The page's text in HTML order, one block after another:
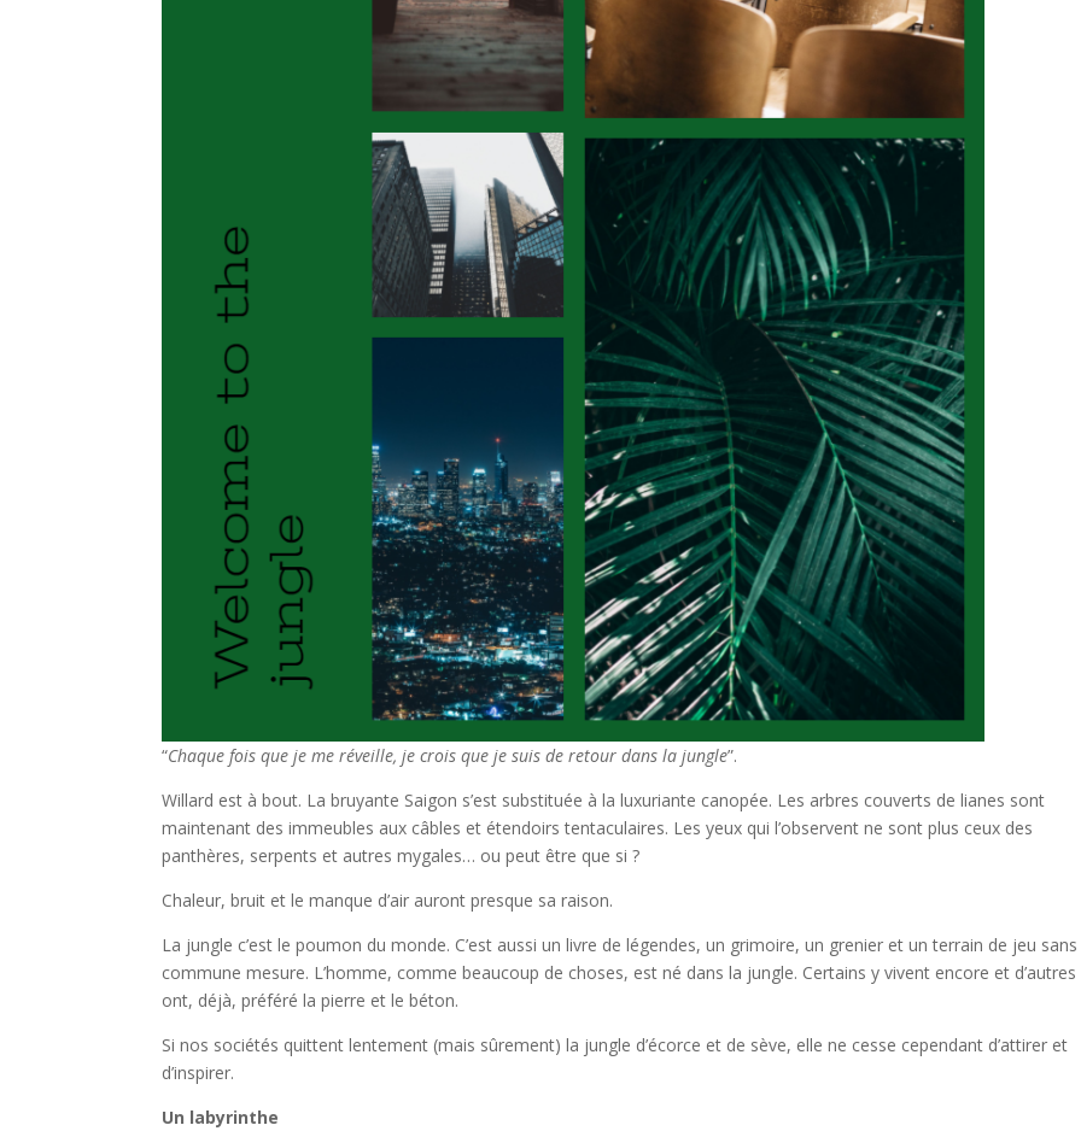
“Chaque fois que je me réveille, je crois que je suis de retour dans la jungle”.
Willard est à bout. La bruyante Saigon s’est substituée à la luxuriante canopée. Les arbres couverts de lianes sont
maintenant des immeubles aux câbles et étendoirs tentaculaires. Les yeux qui l’observent ne sont plus ceux des
panthères, serpents et autres mygales… ou peut être que si ?
Chaleur, bruit et le manque d’air auront presque sa raison.
La jungle c’est le poumon du monde. C’est aussi un livre de légendes, un grimoire, un grenier et un terrain de jeu sans
commune mesure. L’homme, comme beaucoup de choses, est né dans la jungle. Certains y vivent encore et d’autres
ont, déjà, préféré la pierre et le béton.
Si nos sociétés quittent lentement (mais sûrement) la jungle d’écorce et de sève, elle ne cesse cependant d’attirer et
d’inspirer.
Un labyrinthe